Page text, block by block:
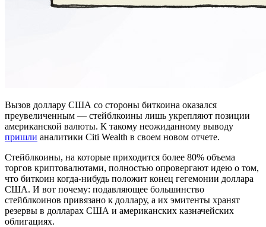
Вызов доллару США со стороны биткоина оказался
преувеличенным — стейблкоины лишь укрепляют позиции
американской валюты. К такому неожиданному выводу
пришли аналитики Citi Wealth в своем новом отчете.
Стейблкоины, на которые приходится более 80% объема
торгов криптовалютами, полностью опровергают идею о том,
что биткоин когда-нибудь положит конец гегемонии доллара
США. И вот почему: подавляющее большинство
стейблкоинов привязано к доллару, а их эмитенты хранят
резервы в долларах США и американских казначейских
облигациях.